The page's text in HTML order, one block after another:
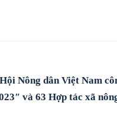
Nông dân Việt Nam
và 63 Hợp tác xã